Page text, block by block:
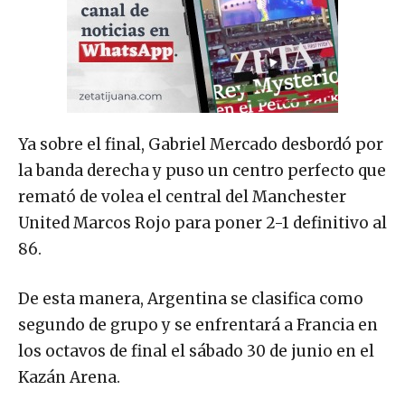
Ya sobre el final, Gabriel Mercado desbordó por
la banda derecha y puso un centro perfecto que
remató de volea el central del Manchester
United Marcos Rojo para poner 2-1 definitivo al
86.
De esta manera, Argentina se clasifica como
segundo de grupo y se enfrentará a Francia en
los octavos de final el sábado 30 de junio en el
Kazán Arena.